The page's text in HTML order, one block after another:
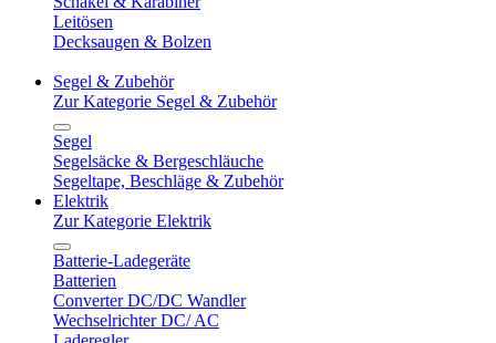
Leitösen
Decksaugen & Bolzen
Segel & Zubehör
Zur Kategorie Segel & Zubehör
Segel
Segelsäcke & Bergeschläuche
Segeltape, Beschläge & Zubehör
Elektrik
Zur Kategorie Elektrik
Batterie-Ladegeräte
Batterien
Converter DC/DC Wandler
Wechselrichter DC/ AC